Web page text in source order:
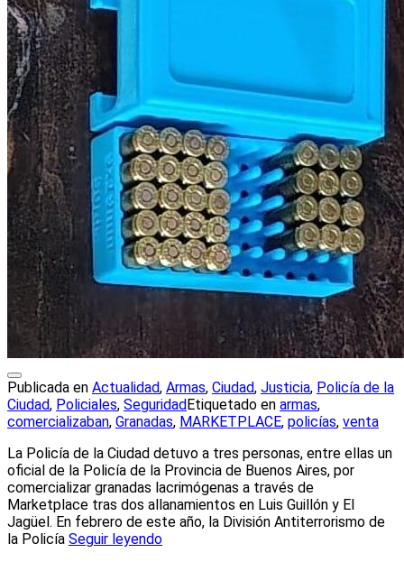
Publicada en Actualidad, Armas, Ciudad, Justicia, Policía de la
Ciudad, Policiales, Seguridad Etiquetado en armas,
comercializaban, Granadas, MARKETPLACE, policías, venta
La Policía de la Ciudad detuvo a tres personas, entre ellas un
oficial de la Policía de la Provincia de Buenos Aires, por
comercializar granadas lacrimógenas a través de
Marketplace tras dos allanamientos en Luis Guillón y El
Jagüel. En febrero de este año, la División Antiterrorismo de
la Policía Seguir leyendo